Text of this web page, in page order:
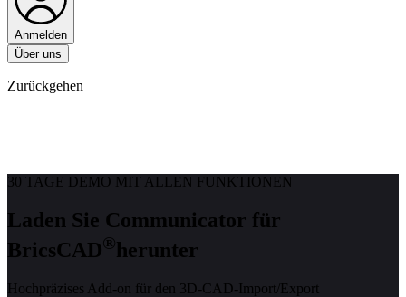
Anmelden
Über uns
Zurückgehen
30 TAGE DEMO MIT ALLEN FUNKTIONEN
Laden Sie Communicator für
BricsCAD®herunter
Hochpräzises Add-on für den 3D-CAD-Import/Export